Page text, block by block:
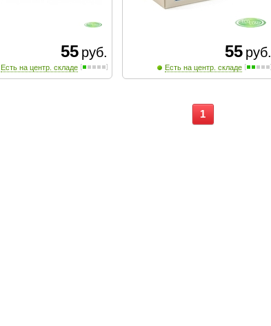
55 руб.
Есть на центр. складе
55 руб.
Есть на центр. складе
1